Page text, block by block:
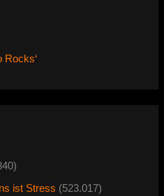
Rocks‘
ist Stress (523.017)